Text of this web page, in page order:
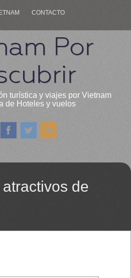
CONTACTO
Por
turística y viajes por Vietnam
de Hoteles y vuelos
de